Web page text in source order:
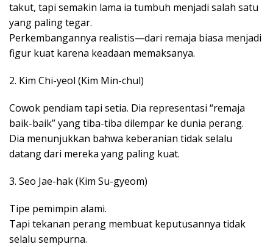
takut, tapi semakin lama ia tumbuh menjadi salah satu
yang paling tegar.
Perkembangannya realistis—dari remaja biasa menjadi
figur kuat karena keadaan memaksanya.
2. Kim Chi-yeol (Kim Min-chul)
Cowok pendiam tapi setia. Dia representasi “remaja
baik-baik” yang tiba-tiba dilempar ke dunia perang.
Dia menunjukkan bahwa keberanian tidak selalu
datang dari mereka yang paling kuat.
3. Seo Jae-hak (Kim Su-gyeom)
Tipe pemimpin alami.
Tapi tekanan perang membuat keputusannya tidak
selalu sempurna.